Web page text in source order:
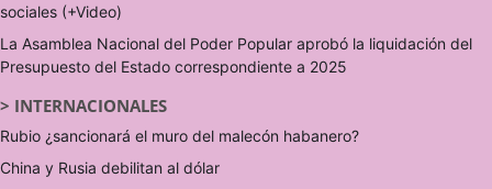
sociales (+Video)
La Asamblea Nacional del Poder Popular aprobó la liquidación del
Presupuesto del Estado correspondiente a 2025
> INTERNACIONALES
Rubio ¿sancionará el muro del malecón habanero?
China y Rusia debilitan al dólar